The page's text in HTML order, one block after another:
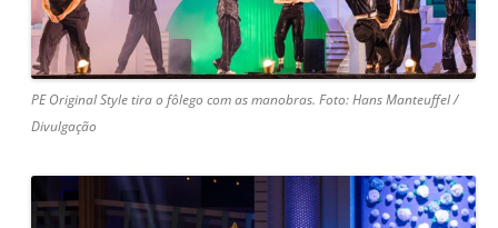
PE Original Style tira o fôlego com as manobras. Foto: Hans Manteuffel /
Divulgação